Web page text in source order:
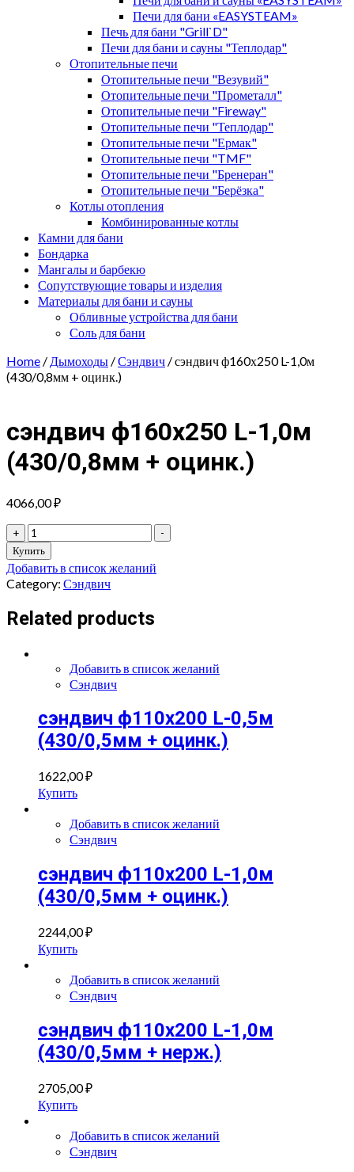
Печи для бани «EASYSTEAM»
Печь для бани "Grill`D"
Печи для бани и сауны "Теплодар"
Отопительные печи
Отопительные печи "Везувий"
Отопительные печи "Прометалл"
Отопительные печи "Fireway"
Отопительные печи "Теплодар"
Отопительные печи "Ермак"
Отопительные печи "TMF"
Отопительные печи "Бренеран"
Отопительные печи "Берёзка"
Котлы отопления
Комбинированные котлы
Камни для бани
Бондарка
Мангалы и барбекю
Сопутствующие товары и изделия
Материалы для бани и сауны
Обливные устройства для бани
Соль для бани
Home / Дымоходы /Сэндвич / сэндвич ф160х250 L-1,0м
(430/0,8мм + оцинк.)
сэндвич ф160х250 L-1,0м
(430/0,8мм + оцинк.)
4066,00₽
+
сэндвич
ф160х250
L-
1,0м
(430/0,8мм
+
оцинк.)
-
Купить
Добавить в список желаний
Category: Сэндвич
Related products
Добавить в список желаний
Сэндвич
сэндвич ф110х200 L-0,5м
(430/0,5мм + оцинк.)
1622,00₽
Купить
Добавить в список желаний
Сэндвич
сэндвич ф110х200 L-1,0м
(430/0,5мм + оцинк.)
2244,00₽
Купить
Добавить в список желаний
Сэндвич
сэндвич ф110х200 L-1,0м
(430/0,5мм + нерж.)
2705,00₽
Купить
Добавить в список желаний
Сэндвич